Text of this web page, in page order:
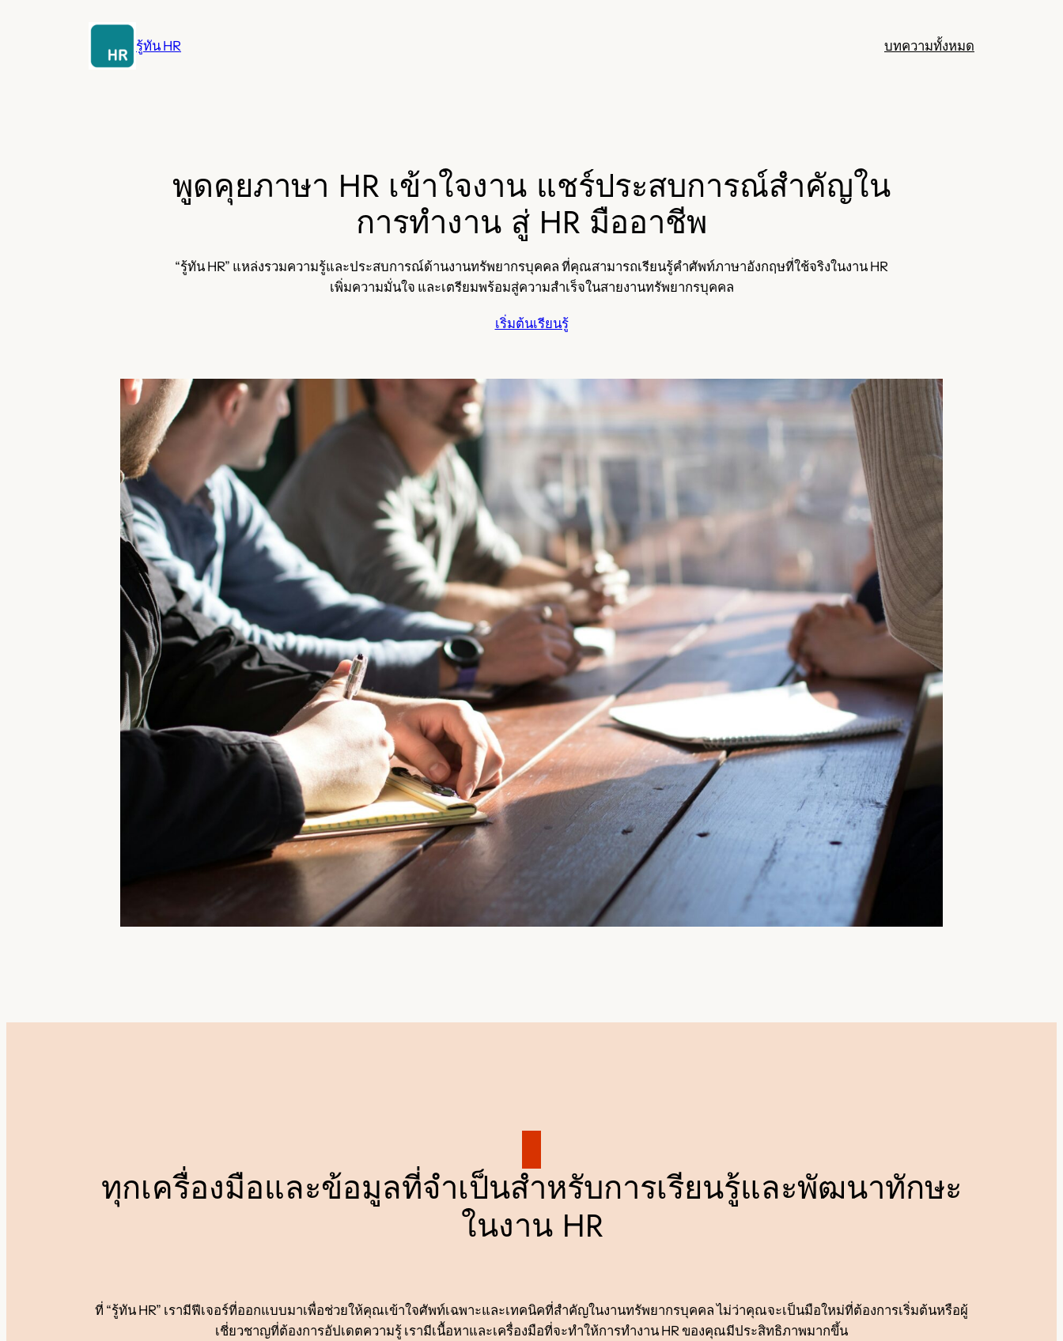
รู้ทัน HR บทความทั้งหมด
พูดคุยภาษา HR เข้าใจงาน แชร์ประสบการณ์สำคัญใน
การทำงาน สู่ HR มืออาชีพ
“รู้ทัน HR” แหล่งรวมความรู้และประสบการณ์ด้านงานทรัพยากรบุคคล ที่คุณสามารถเรียนรู้คำศัพท์ภาษาอังกฤษที่ใช้จริงในงาน HR
เพิ่มความมั่นใจ และเตรียมพร้อมสู่ความสำเร็จในสายงานทรัพยากรบุคคล
เริ่มต้นเรียนรู้
ทุกเครื่องมือและข้อมูลที่จำเป็นสำหรับการเรียนรู้และพัฒนาทักษะ
ในงาน HR
ที่ “รู้ทัน HR” เรามีฟีเจอร์ที่ออกแบบมาเพื่อช่วยให้คุณเข้าใจศัพท์เฉพาะและเทคนิคที่สำคัญในงานทรัพยากรบุคคล ไม่ว่าคุณจะเป็นมือใหม่ที่ต้องการเริ่มต้นหรือผู้
เชี่ยวชาญที่ต้องการอัปเดตความรู้ เรามีเนื้อหาและเครื่องมือที่จะทำให้การทำงาน HR ของคุณมีประสิทธิภาพมากขึ้น